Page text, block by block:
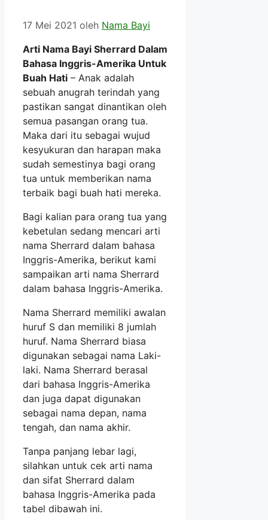
17 Mei 2021 oleh Nama Bayi
Arti Nama Bayi Sherrard Dalam
Bahasa Inggris-Amerika Untuk
Buah Hati – Anak adalah
sebuah anugrah terindah yang
pastikan sangat dinantikan oleh
semua pasangan orang tua.
Maka dari itu sebagai wujud
kesyukuran dan harapan maka
sudah semestinya bagi orang
tua untuk memberikan nama
terbaik bagi buah hati mereka.
Bagi kalian para orang tua yang
kebetulan sedang mencari arti
nama Sherrard dalam bahasa
Inggris-Amerika, berikut kami
sampaikan arti nama Sherrard
dalam bahasa Inggris-Amerika.
Nama Sherrard memiliki awalan
huruf S dan memiliki 8 jumlah
huruf. Nama Sherrard biasa
digunakan sebagai nama Laki-
laki. Nama Sherrard berasal
dari bahasa Inggris-Amerika
dan juga dapat digunakan
sebagai nama depan, nama
tengah, dan nama akhir.
Tanpa panjang lebar lagi,
silahkan untuk cek arti nama
dan sifat Sherrard dalam
bahasa Inggris-Amerika pada
tabel dibawah ini.